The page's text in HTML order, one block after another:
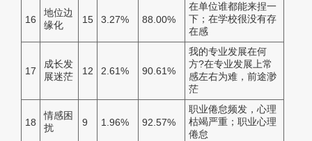
16
地位边
缘化
15 3.27% 88.00%
在单位谁都能来捏一
下；在学校很没有存
在感
17
成长发
展迷茫
12 2.61% 90.61%
我的专业发展在何
方?在专业发展上常
感左右为难，前途渺
茫
18
情感困
扰
9 1.96% 92.57%
职业倦怠频发，心理
枯竭严重；职业心理
倦怠